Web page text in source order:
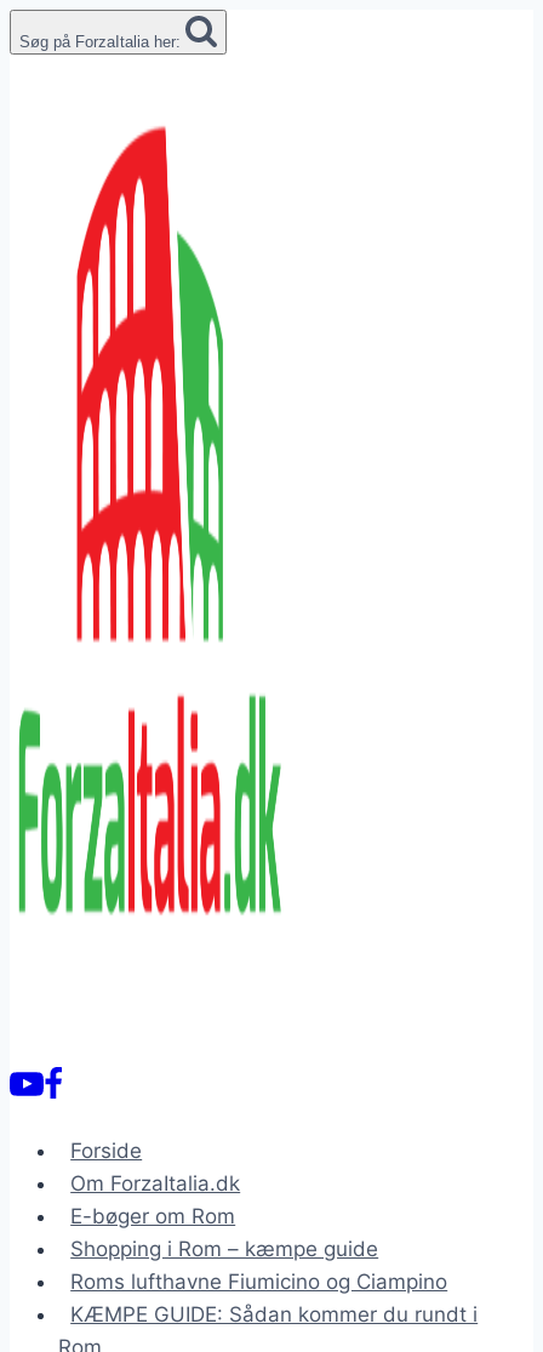
til
Søg på ForzaItalia her:
Forside
Om ForzaItalia.dk
E-bøger om Rom
Shopping i Rom – kæmpe guide
Roms lufthavne Fiumicino og Ciampino
KÆMPE GUIDE: Sådan kommer du rundt i
Rom